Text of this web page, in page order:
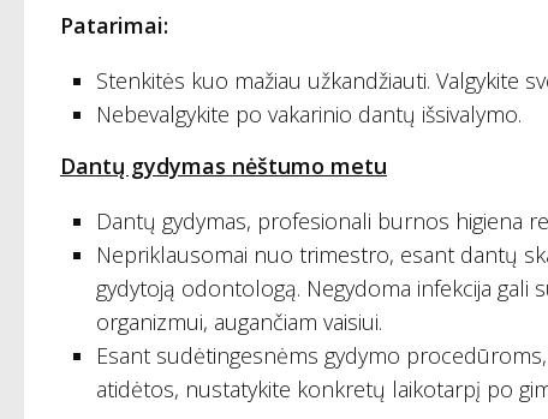
Patarimai:
Stenkitės kuo mažiau užkandžiauti. Valgykite
Nebevalgykite po vakarinio dantų išsivalymo.
Dantų gydymas nėštumo metu
Dantų gydymas, profesionali burnos higiena
Nepriklausomai nuo trimestro, esant dantų
gydytoją odontologą. Negydoma infekcija
organizmui, augančiam vaisiui.
Esant sudėtingesnėms gydymo
atidėtos, nustatykite konkretų laikotarpį po